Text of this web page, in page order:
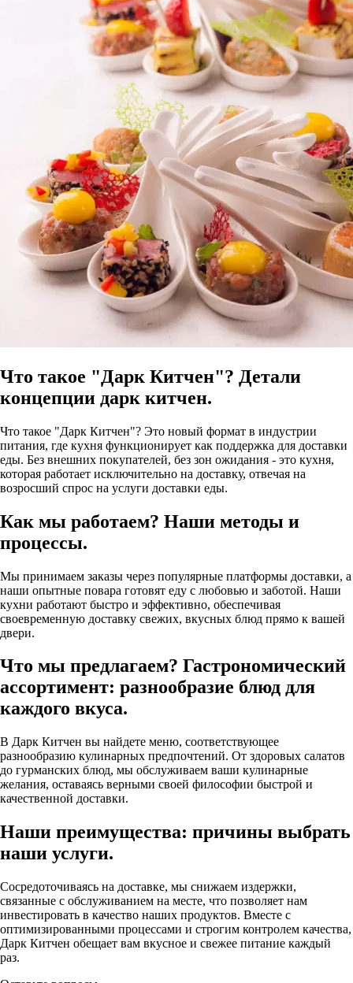
Что такое "Дарк Китчен"? Детали
концепции дарк китчен.
Что такое "Дарк Китчен"? Это новый формат в индустрии
питания, где кухня функционирует как поддержка для доставки
еды. Без внешних покупателей, без зон ожидания - это кухня,
которая работает исключительно на доставку, отвечая на
возросший спрос на услуги доставки еды.
Как мы работаем? Наши методы и
процессы.
Мы принимаем заказы через популярные платформы доставки, а
наши опытные повара готовят еду с любовью и заботой. Наши
кухни работают быстро и эффективно, обеспечивая
своевременную доставку свежих, вкусных блюд прямо к вашей
двери.
Что мы предлагаем? Гастрономический
ассортимент: разнообразие блюд для
каждого вкуса.
В Дарк Китчен вы найдете меню, соответствующее
разнообразию кулинарных предпочтений. От здоровых салатов
до гурманских блюд, мы обслуживаем ваши кулинарные
желания, оставаясь верными своей философии быстрой и
качественной доставки.
Наши преимущества: причины выбрать
наши услуги.
Сосредоточиваясь на доставке, мы снижаем издержки,
связанные с обслуживанием на месте, что позволяет нам
инвестировать в качество наших продуктов. Вместе с
оптимизированными процессами и строгим контролем качества,
Дарк Китчен обещает вам вкусное и свежее питание каждый
раз.